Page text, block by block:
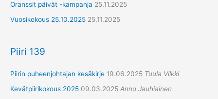
Oranssit päivät -kampanja 25.11.2025
Vuosikokous 25.10.2025 25.11.2025
Piiri 139
Piirin puheenjohtajan kesäkirje 19.06.2025 Tuula Vilkki
Kevätpiirikokous 2025 09.03.2025 Annu Jauhiainen